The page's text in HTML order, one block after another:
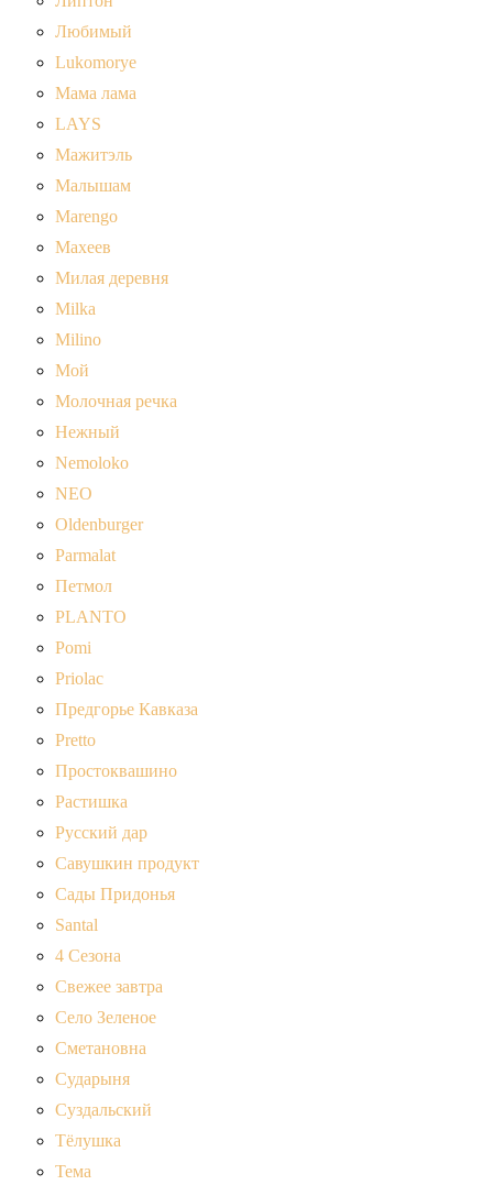
Любимый
Lukomorye
Мама лама
LAYS
Мажитэль
Малышам
Marengo
Махеев
Милая деревня
Milka
Milino
Мой
Молочная речка
Нежный
Nemoloko
NEO
Oldenburger
Parmalat
Петмол
PLANTO
Pomi
Priolac
Предгорье Кавказа
Pretto
Простоквашино
Растишка
Русский дар
Савушкин продукт
Сады Придонья
Santal
4 Сезона
Свежее завтра
Село Зеленое
Сметановна
Сударыня
Суздальский
Тёлушка
Тема